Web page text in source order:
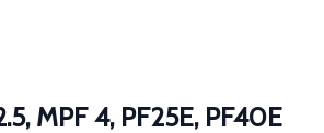
MPF 4, PF25E, PF40E